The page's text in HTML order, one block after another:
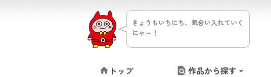
きょうもいちにち、気合い入れていく
にゃ～！
トップ 作品から探す